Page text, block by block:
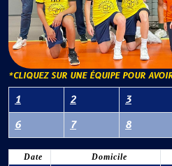
*CLIQUEZ SUR UNE ÉQUIPE POUR
1 2 3
6
7 8
Date Domicile